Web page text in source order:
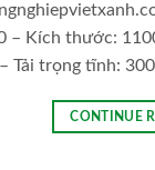
Kích thước:
Tải trọng tĩnh:
CONTINUE